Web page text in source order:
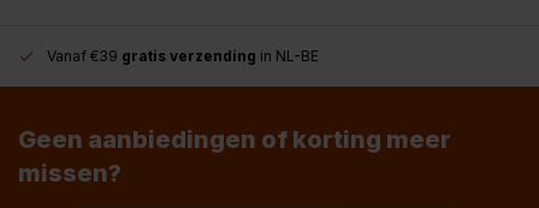
Vanaf €39 gratis verzending in NL-BE
Geen aanbiedingen of korting meer
missen?